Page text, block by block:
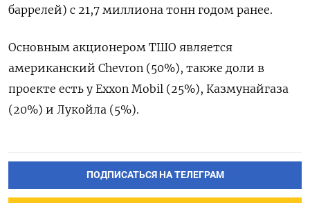
баррелей) с 21,7 миллиона тонн годом ранее.
Основным акционером ТШО является
американский Chevron (50%), также доли в
проекте есть у Exxon Mobil (25%), Казмунайгаза
(20%) и Лукойла (5%).
ПОДПИСАТЬСЯ НА ТЕЛЕГРАМ